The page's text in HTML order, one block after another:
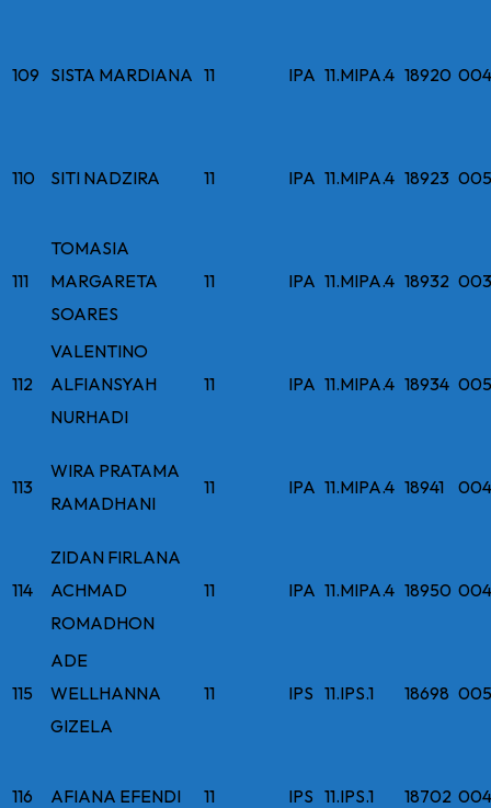
109 SISTA MARDIANA 11 IPA 11.MIPA.4 18920
110 SITI NADZIRA 11 IPA 11.MIPA.4 18923
111
TOMASIA
MARGARETA
SOARES
11 IPA 11.MIPA.4 18932
112
VALENTINO
ALFIANSYAH
NURHADI
11 IPA 11.MIPA.4 18934
113
WIRA PRATAMA
RAMADHANI
11 IPA 11.MIPA.4 18941
114
ZIDAN FIRLANA
ACHMAD
ROMADHON
11 IPA 11.MIPA.4 18950
115
ADE
WELLHANNA
GIZELA
11 IPS 11.IPS.1 18698
116 AFIANA EFENDI 11 IPS 11.IPS.1 18702